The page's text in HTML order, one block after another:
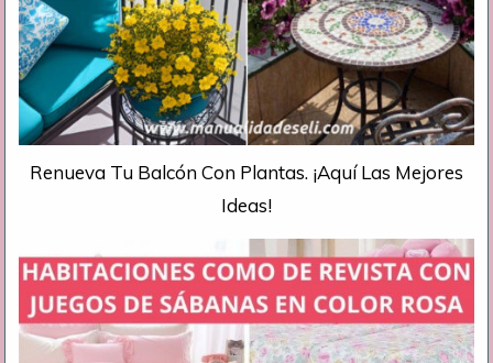
Renueva Tu Balcón Con Plantas. ¡Aquí Las Mejores
Ideas!